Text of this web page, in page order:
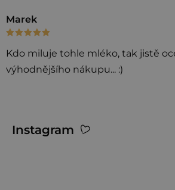
V
ý
p
i
d
Marek
Hodnocení produktu je 5 z 5
Kdo miluje tohle mléko, tak jistě
výhodnějšího nákupu... :)
Instagram